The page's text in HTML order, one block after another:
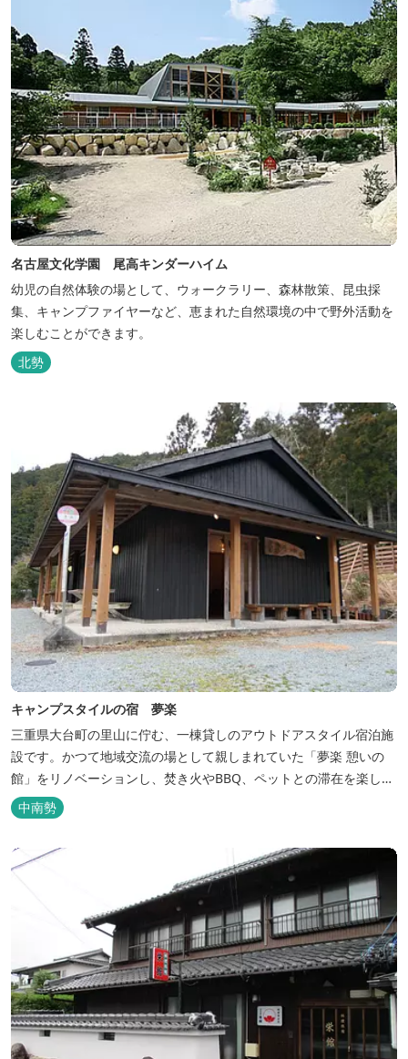
名古屋文化学園 尾高キンダーハイム
幼児の自然体験の場として、ウォークラリー、森林散策、昆虫採
集、キャンプファイヤーなど、恵まれた自然環境の中で野外活動を
楽しむことができます。
北勢
キャンプスタイルの宿 夢楽
三重県大台町の里山に佇む、一棟貸しのアウトドアスタイル宿泊施
設です。かつて地域交流の場として親しまれていた「夢楽 憩いの
館」をリノベーションし、焚き火やBBQ、ペットとの滞在を楽しめ
る“キャンプ気分”の宿として生まれ変わりました。 【営業時間】 チ
ェックイン 15：00（早めのチェックインご希望は予約時に要相
中南勢